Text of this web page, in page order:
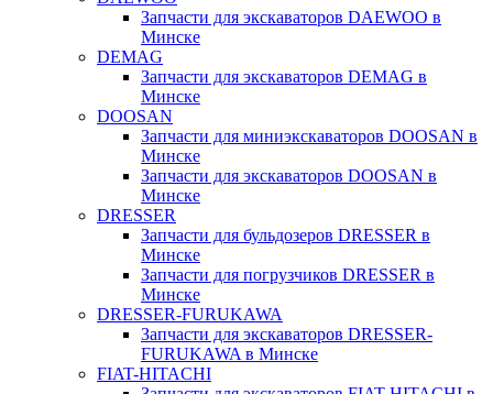
Запчасти для экскаваторов DAEWOO в
Минске
DEMAG
Запчасти для экскаваторов DEMAG в
Минске
DOOSAN
Запчасти для миниэкскаваторов DOOSAN в
Минске
Запчасти для экскаваторов DOOSAN в
Минске
DRESSER
Запчасти для бульдозеров DRESSER в
Минске
Запчасти для погрузчиков DRESSER в
Минске
DRESSER-FURUKAWA
Запчасти для экскаваторов DRESSER-
FURUKAWA в Минске
FIAT-HITACHI